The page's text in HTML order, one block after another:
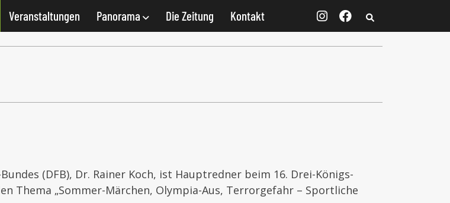
Veranstaltungen Panorama Die Zeitung Kontakt
(DFB), Dr. Rainer Koch, ist Hauptredner beim 16. Drei-Königs-
Thema „Sommer-Märchen, Olympia-Aus, Terrorgefahr – Sportliche